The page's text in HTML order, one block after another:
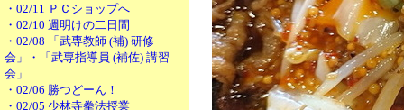
・02/11 ＰＣショップへ
・02/10 週明けの二日間
・02/08 「武専教師 (補) 研修
会」・「武専指導員 (補佐) 講習
会」
・02/06 勝つどーん！
・02/05 少林寺拳法授業